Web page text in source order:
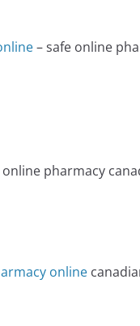
– safe online
online pharmacy
online